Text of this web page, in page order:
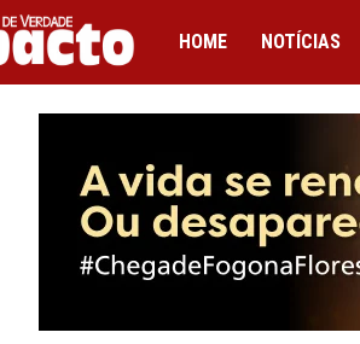
IMPACTO
HOME NOTÍCIAS